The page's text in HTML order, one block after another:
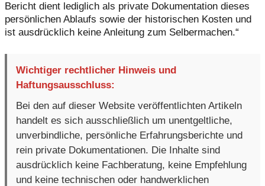
Bericht dient lediglich als private Dokumentation dieses
persönlichen Ablaufs sowie der historischen Kosten und
ist ausdrücklich keine Anleitung zum Selbermachen.“
Wichtiger rechtlicher Hinweis und
Haftungsausschluss:
Bei den auf dieser Website veröffentlichten Artikeln
handelt es sich ausschließlich um unentgeltliche,
unverbindliche, persönliche Erfahrungsberichte und
rein private Dokumentationen. Die Inhalte sind
ausdrücklich keine Fachberatung, keine Empfehlung
und keine technischen oder handwerklichen